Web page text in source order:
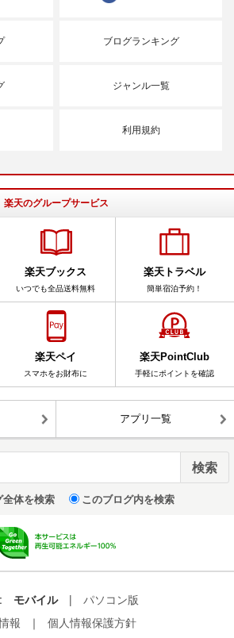
ブログランキング
ジャンル一覧
利用規約
楽天のグループサービス
楽天ブックス
いつでも全品送料無料
楽天トラベル
簡単宿泊予約！
楽天ペイ
スマホをお財布に
楽天PointClub
手軽にポイントを確認
アプリ一覧
体を検索 このブログ内を検索
モバイル |
パソコン版
報
｜ 個人情報保護方針